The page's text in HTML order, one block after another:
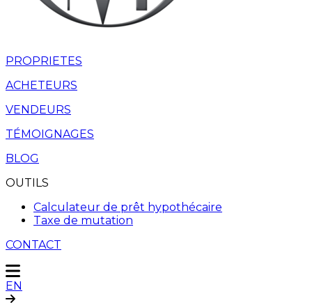
PROPRIETES
ACHETEURS
VENDEURS
TÉMOIGNAGES
BLOG
OUTILS
Calculateur de prêt hypothécaire
Taxe de mutation
CONTACT
EN